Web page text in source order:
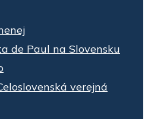
de Paul na Slovensku
verejná